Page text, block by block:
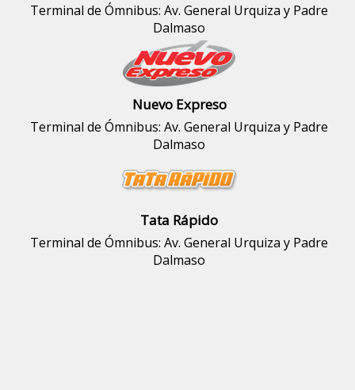
Terminal de Ómnibus: Av. General Urquiza y Padre
Dalmaso
Nuevo Expreso
Terminal de Ómnibus: Av. General Urquiza y Padre
Dalmaso
Tata Rápido
Terminal de Ómnibus: Av. General Urquiza y Padre
Dalmaso